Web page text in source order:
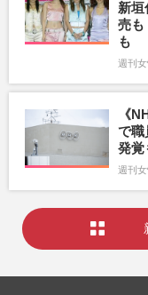
新垣
売も
も
週刊
《
で職
発覚
週刊